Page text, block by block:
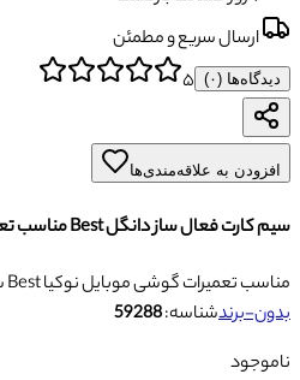
ارسال سریع و مطمئن
دیدگاه‌ها (۰) ۵
افزودن به علاقه‌مندی‌ها
سیم کارت فعال ساز دانگل Best مناسب تعمیرات گوشی موبایل نوکیا
سیم کارت فعال ساز دانگل Best مناسب تعمیرات گوشی موبایل نوکیا
بدون-برندشناسه:59288
ناموجود